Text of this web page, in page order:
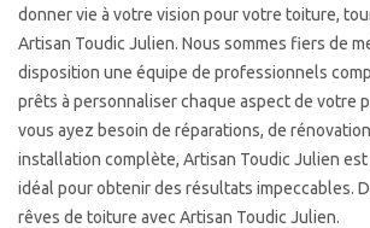
donner vie à votre vision pour votre toiture,
Artisan Toudic Julien. Nous sommes fiers de
disposition une équipe de professionnels
prêts à personnaliser chaque aspect de votre
vous ayez besoin de réparations, de
installation complète, Artisan Toudic Julien
idéal pour obtenir des résultats impeccables.
rêves de toiture avec Artisan Toudic Julien.